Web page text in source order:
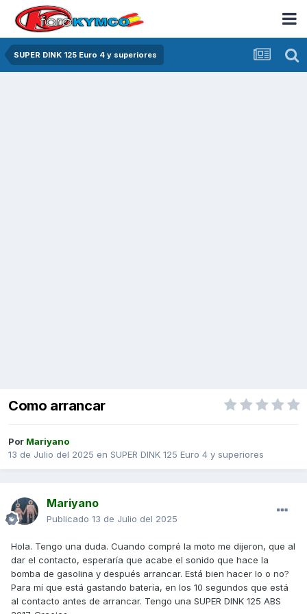
SUPER DINK 125 Euro 4 y superiores
Como arrancar
Por Mariyano
13 de Julio del 2025 en SUPER DINK 125 Euro 4 y superiores
Mariyano
Publicado 13 de Julio del 2025
Hola. Tengo una duda. Cuando compré la moto me dijeron, que al
dar el contacto, esperaría que acabe el sonido que hace la
bomba de gasolina y después arrancar. Está bien hacer lo o no?
Para mí que está gastando batería, en los 10 segundos que está
al contacto antes de arrancar. Tengo una SUPER DINK 125 ABS